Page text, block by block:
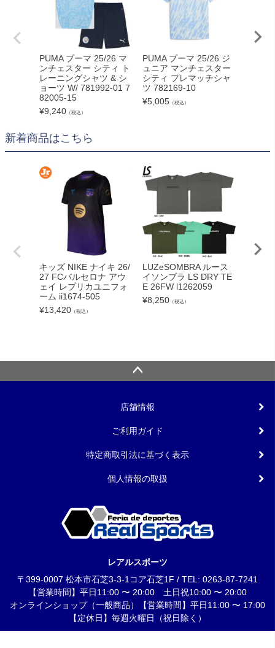
PUMA プーマ 25/26 マ
ンチェスター シティ ト
レーニングシャツ & シ
ョーツ W/ 781992-01 7
82005-15
¥9,240 （税込）
PUMA プーマ 25/26 ジ
ュニア マンチェスター
シティ プレマッチシャ
ツ 782169-10
¥5,005 （税込）
新着商品はこちら
キッズ NIKE ナイキ 26/
27 FCバルセロナ アウ
ェイ レプリカユニフォ
ーム ii1674-505
¥13,420 （税込）
LUZeSOMBRA ルース
イソンブラ LS DRY TE
E 26FW l1262059
¥8,250 （税込）
店舗情報
ご利用ガイド
特定商取引法に基づく表示
個人情報の取扱
レアルスポーツ
〒399-0007 松本市石芝3-3-1コア石芝1F / TEL: 0263-87-7241
【営業時間】平日11:00 〜 20:00 土日祝10:00 〜 20:00
オンラインショップ（一般商品）【営業時間】平日11:00 〜 17:00
【定休日】毎週火曜日（祝日除く）